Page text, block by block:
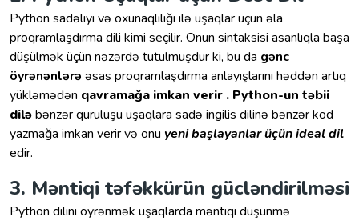
Python sadəliyi və oxunaqlılığı ilə uşaqlar üçün əla
proqramlaşdırma dili kimi seçilir. Onun sintaksisi asanlıqla başa
düşülmək üçün nəzərdə tutulmuşdur ki, bu da gənc
öyrənənlərə əsas proqramlaşdırma anlayışlarını həddən artıq
yükləmədən qavramağa imkan verir . Python-un təbii
diləbənzər quruluşu uşaqlara sadə ingilis dilinə bənzər kod
yazmağa imkan verir və onu yeni başlayanlar üçün ideal dil
edir.
3. Məntiqi təfəkkürün gücləndirilməsi
Python dilini öyrənmək uşaqlarda məntiqi düşünmə